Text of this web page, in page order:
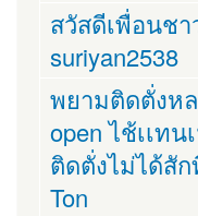
สวัสดีเพื่อนชา
suriyan2538
พยามติดตั่งห
open ไช้เเท
ติดตั่งไม่ได้สัก
Ton